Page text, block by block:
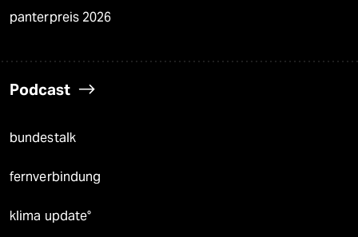
panterpreis 2026
Podcast
bundestalk
fernverbindung
klima update°